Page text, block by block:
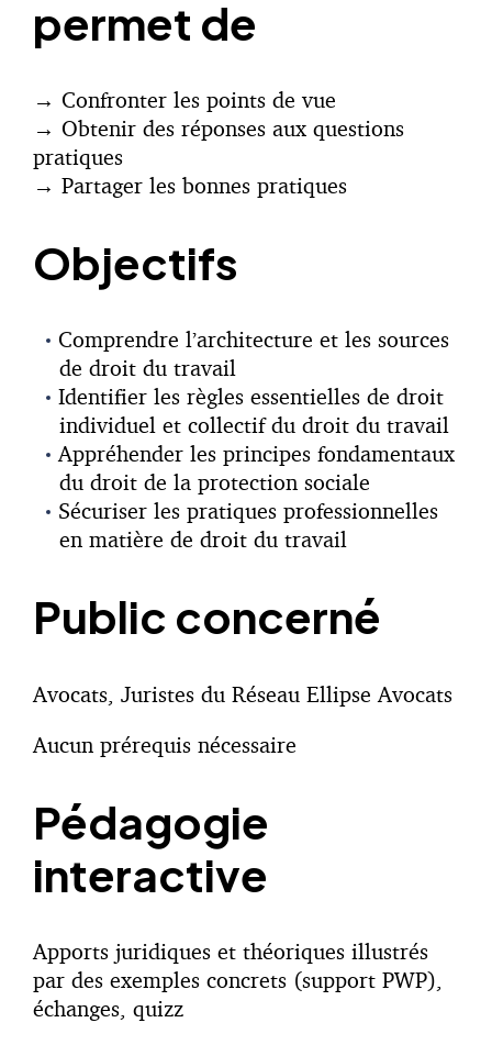
permet de
→ Confronter les points de vue
→ Obtenir des réponses aux questions
pratiques
→ Partager les bonnes pratiques
Objectifs
Comprendre l’architecture et les sources
de droit du travail
Identifier les règles essentielles de droit
individuel et collectif du droit du travail
Appréhender les principes fondamentaux
du droit de la protection sociale
Sécuriser les pratiques professionnelles
en matière de droit du travail
Public concerné
Avocats, Juristes du Réseau Ellipse Avocats
Aucun prérequis nécessaire
Pédagogie
interactive
Apports juridiques et théoriques illustrés
par des exemples concrets (support PWP),
échanges, quizz